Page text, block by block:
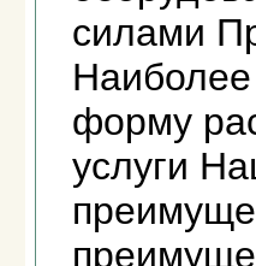
силами
форму
услуги